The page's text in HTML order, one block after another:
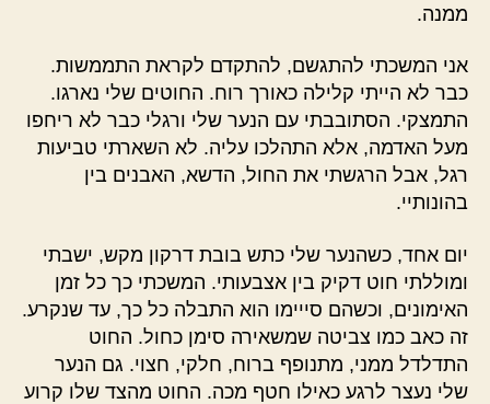
ממנה.
אני המשכתי להתגשם, להתקדם לקראת התממשות.
כבר לא הייתי קלילה כאורך רוח. החוטים שלי נארגו.
התמצקי. הסתובבתי עם הנער שלי ורגלי כבר לא ריחפו
מעל האדמה, אלא התהלכו עליה. לא השארתי טביעות
רגל, אבל הרגשתי את החול, הדשא, האבנים בין
בהונותיי.
יום אחד, כשהנער שלי כתש בובת דרקון מקש, ישבתי
ומוללתי חוט דקיק בין אצבעותי. המשכתי כך כל זמן
האימונים, וכשהם סייימו הוא התבלה כל כך, עד שנקרע.
זה כאב כמו צביטה שמשאירה סימן כחול. החוט
התדלדל ממני, מתנופף ברוח, חלקי, חצוי. גם הנער
שלי נעצר לרגע כאילו חטף מכה. החוט מהצד שלו קרוע